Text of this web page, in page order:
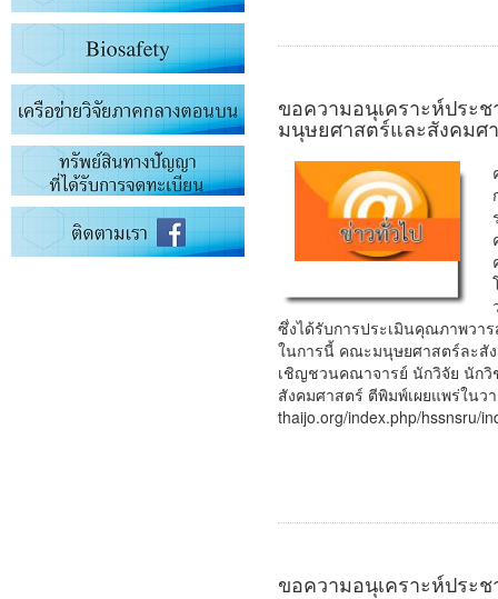
ขอความอนุเคราะห์ประ
มนุษยศาสตร์และสังคมศ
ซึ่งได้รับการประเมินคุณภาพวาร
ในการนี้ คณะมนุษยศาสตร์ละสั
เชิญชวนคณาจารย์ นักวิจัย นัก
สังคมศาสตร์ ตีพิมพ์เผยแพร่ในว
thaijo.org/index.php/hssnsru/
ขอความอนุเคราะห์ประ